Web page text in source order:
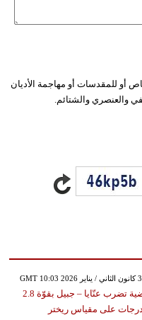
أو للمقدسات أو مهاجمة الأديان
والعنصري والشتائم.
هزة أرضية تضرب عنّايا – جبيل بقوّة 2.8
درجات على مقياس ريختر